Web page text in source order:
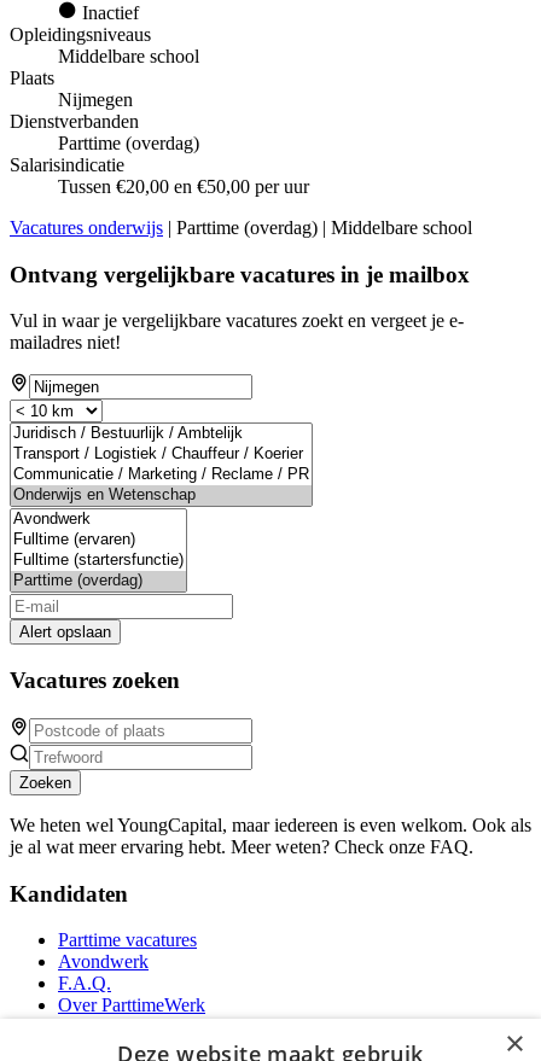
Inactief
Opleidingsniveaus
Middelbare school
Plaats
Nijmegen
Dienstverbanden
Parttime (overdag)
Salarisindicatie
Tussen €20,00 en €50,00 per uur
Vacatures onderwijs | Parttime (overdag) | Middelbare school
Ontvang vergelijkbare vacatures in je mailbox
Vul in waar je vergelijkbare vacatures zoekt en vergeet je e-
mailadres niet!
Alert opslaan
Vacatures zoeken
Zoeken
We heten wel YoungCapital, maar iedereen is even welkom. Ook als
je al wat meer ervaring hebt. Meer weten? Check onze FAQ.
Kandidaten
Parttime vacatures
Avondwerk
F.A.Q.
Over ParttimeWerk
YoungCapital Android App
×
Deze website maakt gebruik